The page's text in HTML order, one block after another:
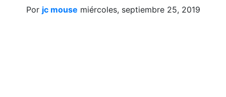
Por jc mouse miércoles, septiembre 25, 2019